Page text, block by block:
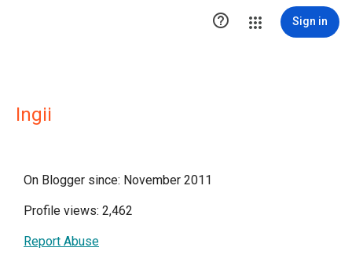
 Sign in
Ingii
On Blogger since: November 2011
Profile views: 2,462
Report Abuse